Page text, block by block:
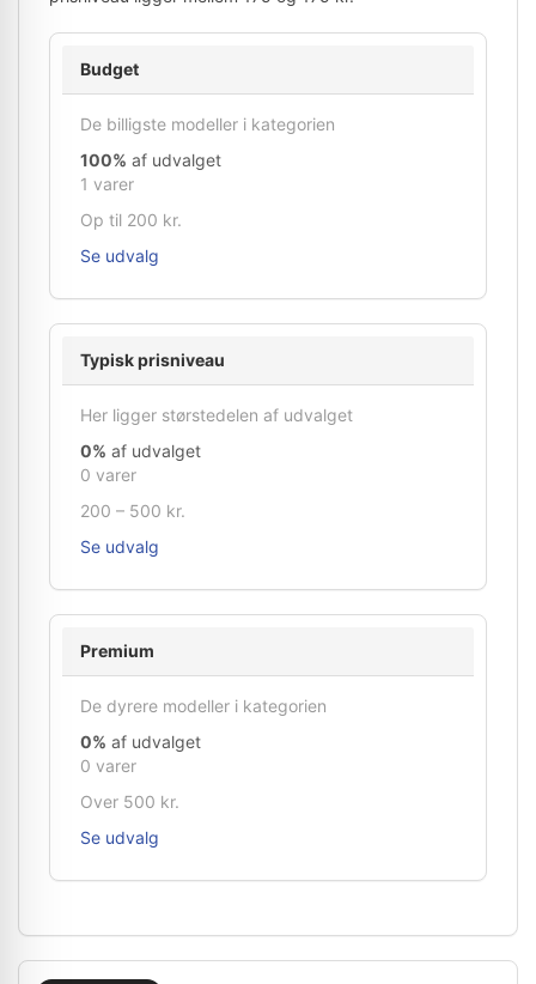
Budget
De billigste modeller i kategorien
100% af udvalget
1 varer
Op til 200 kr.
Se udvalg
Typisk prisniveau
Her ligger størstedelen af udvalget
0% af udvalget
0 varer
200 – 500 kr.
Se udvalg
Premium
De dyrere modeller i kategorien
0% af udvalget
0 varer
Over 500 kr.
Se udvalg